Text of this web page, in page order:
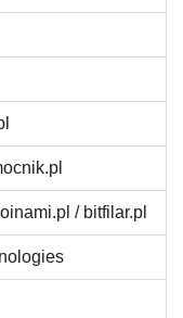
/ bitfilar.pl